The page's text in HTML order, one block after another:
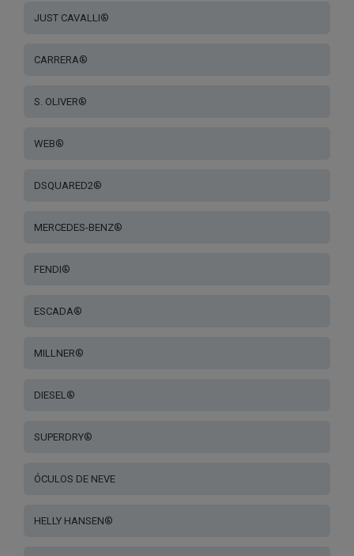
JUST CAVALLI®
CARRERA®
S. OLIVER®
WEB®
DSQUARED2®
MERCEDES-BENZ®
FENDI®
ESCADA®
MILLNER®
DIESEL®
SUPERDRY®
ÓCULOS DE NEVE
HELLY HANSEN®